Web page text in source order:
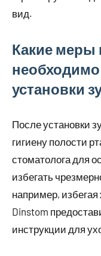
вид.
Какие меры
установки
После установки
гигиену полости
стоматолога для
избегать
например,
Dinstom
инструкции для